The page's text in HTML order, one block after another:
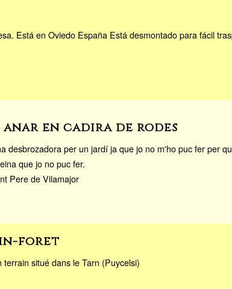
Está en Oviedo España Está desmontado para fácil
en cadira de rodes
desbrozadora per un jardí ja que jo no m'ho puc fer per
que jo no puc fer.
Pere de Vilamajor
forêt
situé dans le Tarn (Puycelsi)